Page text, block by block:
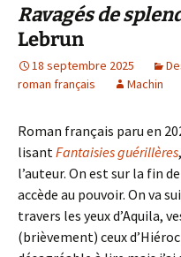
Ravagés de
Lebrun
18 septembre 2025
roman français
Machin
Roman français paru en
lisantFantaisies guérillères
l’auteur. On est sur la fin
accède au pouvoir. On va
travers les yeux d’Aquila,
(brièvement) ceux